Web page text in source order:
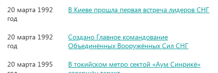
20 марта 1992
год
В Киеве прошла первая встреча лидеров СНГ
20 марта 1992
год
Создано Главное командование
Объединённых Вооружённых Сил СНГ
20 марта 1995
В токийском метро сектой «Аум Синрикё»